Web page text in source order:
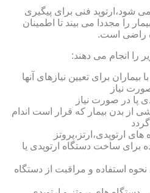
شود،ارتوپد فنی برای پیگیری
را مجددا می بیند تا اطمینان
راضی است.
را انجام می دهند:
بیماران برای تعیین نیازهای آنها
نیاز
پا در صورت نیاز
از بدن بیمار که قرار است اندام
ارتوپدی،ارتز،پروتز
برای ساخت دستگاه ارتوپدی یا
استفاده و مراقبت از دستگاه